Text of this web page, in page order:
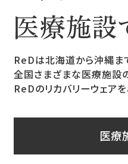
ReDは北海道から沖縄ま
全国さまざまな医療施設
ReDのリカバリーウェア
医療